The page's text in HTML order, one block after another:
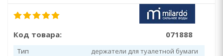
Код товара: 071888
Тип
держатели для туалетной бумаги